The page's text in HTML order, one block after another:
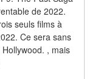
de 2022.
seuls films à
Ce sera sans
, mais